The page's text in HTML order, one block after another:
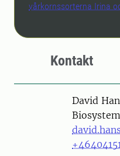
vårkornssorterna Irina
Kontakt
PersonDavid